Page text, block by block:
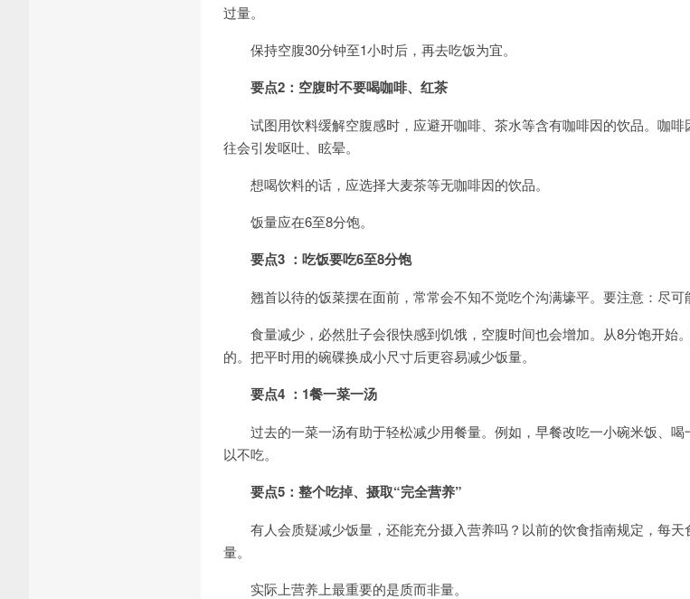
过量。
保持空腹30分钟至1小时后，再去吃饭为宜。
要点2：空腹时不要喝咖啡、红茶
试图用饮料缓解空腹感时，应避开咖啡、茶水等含有咖啡因的饮品。咖啡
往会引发呕吐、眩晕。
想喝饮料的话，应选择大麦茶等无咖啡因的饮品。
饭量应在6至8分饱。
要点3 ：吃饭要吃6至8分饱
翘首以待的饭菜摆在面前，常常会不知不觉吃个沟满壕平。要注意：尽可
食量减少，必然肚子会很快感到饥饿，空腹时间也会增加。从8分饱开始
的。把平时用的碗碟换成小尺寸后更容易减少饭量。
要点4 ：1餐一菜一汤
过去的一菜一汤有助于轻松减少用餐量。例如，早餐改吃一小碗米饭、喝
以不吃。
要点5：整个吃掉、摄取“完全营养”
有人会质疑减少饭量，还能充分摄入营养吗？以前的饮食指南规定，每天
量。
实际上营养上最重要的是质而非量。